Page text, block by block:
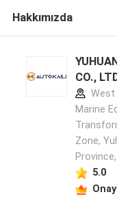
Hakkımızda
CO.,
West
Marine
Zone,
5.0